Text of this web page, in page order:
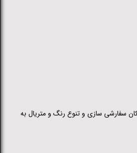
سفارشی سازی و تنوع رنگ و متریال به